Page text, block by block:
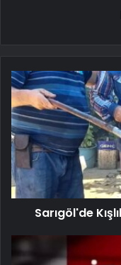
Sarıgöl'de